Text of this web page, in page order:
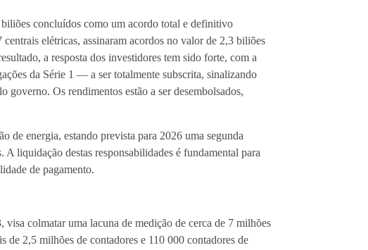
concluídos como um acordo total e definitivo
elétricas, assinaram acordos no valor de 2,3 biliões
a resposta dos investidores tem sido forte, com a
da Série 1 — a ser totalmente subscrita, sinalizando
governo. Os rendimentos estão a ser desembolsados,
de energia, estando prevista para 2026 uma segunda
liquidação destas responsabilidades é fundamental para
de pagamento.
colmatar uma lacuna de medição de cerca de 7 milhões
2,5 milhões de contadores e 110 000 contadores de